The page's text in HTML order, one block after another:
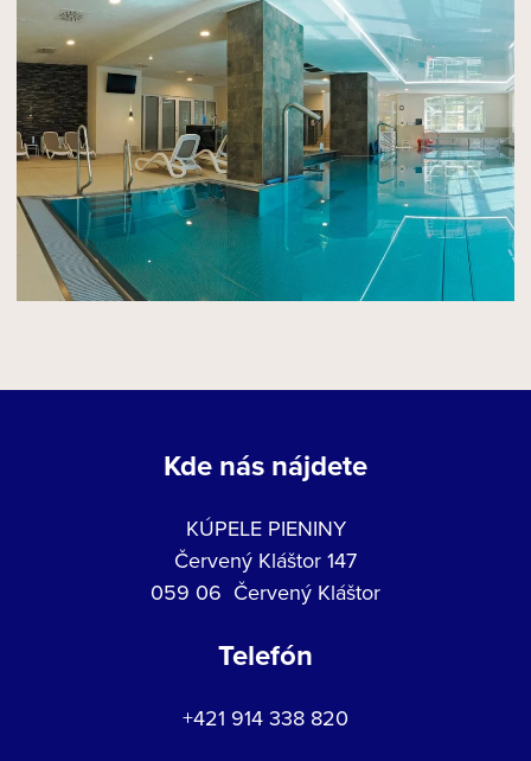
Kde nás nájdete
KÚPELE PIENINY
Červený Kláštor 147
059 06 Červený Kláštor
Telefón
+421 914 338 820